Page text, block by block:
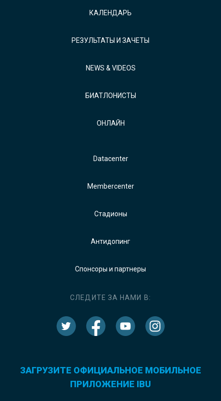
КАЛЕНДАРЬ
РЕЗУЛЬТАТЫ И ЗАЧЕТЫ
NEWS & VIDEOS
БИАТЛОНИСТЫ
ОНЛАЙН
Datacenter
Membercenter
Стадионы
Антидопинг
Спонсоры и партнеры
СЛЕДИТЕ ЗА НАМИ В:
ЗАГРУЗИТЕ ОФИЦИАЛЬНОЕ МОБИЛЬНОЕ
ПРИЛОЖЕНИЕ IBU